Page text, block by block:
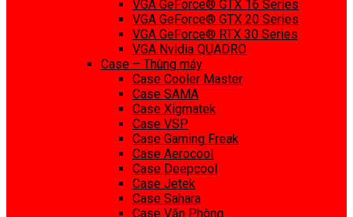
VGA GeForce® GTX 16 Series
VGA GeForce® GTX 20 Series
VGA GeForce® RTX 30 Series
VGA Nvidia QUADRO
Case – Thùng máy
Case Cooler Master
Case SAMA
Case Xigmatek
Case VSP
Case Gaming Freak
Case Aerocool
Case Deepcool
Case Jetek
Case Sahara
Case Văn Phòng